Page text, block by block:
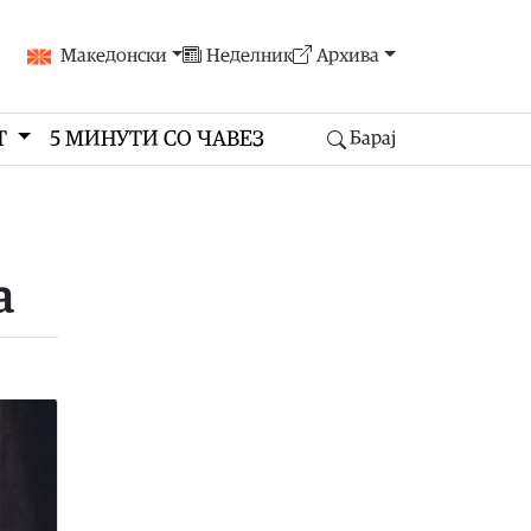
Македонски Неделник Архива
5 МИНУТИ СО ЧАВЕЗ Барај